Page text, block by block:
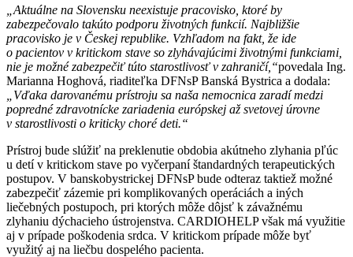
„Aktuálne na Slovensku neexistuje pracovisko, ktoré by
zabezpečovalo takúto podporu životných funkcií. Najbližšie
pracovisko je v Českej republike. Vzhľadom na fakt, že ide
o pacientov v kritickom stave so zlyhávajúcimi životnými funkciami,
nie je možné zabezpečiť túto starostlivosť v zahraničí,“povedala Ing.
Marianna Hoghová, riaditeľka DFNsP Banská Bystrica a dodala:
„Vďaka darovanému prístroju sa naša nemocnica zaradí medzi
popredné zdravotnícke zariadenia európskej až svetovej úrovne
v starostlivosti o kriticky choré deti.“
Prístroj bude slúžiť na preklenutie obdobia akútneho zlyhania pľúc
u detí v kritickom stave po vyčerpaní štandardných terapeutických
postupov. V banskobystrickej DFNsP bude odteraz taktiež možné
zabezpečiť zázemie pri komplikovaných operáciách a iných
liečebných postupoch, pri ktorých môže dôjsť k závažnému
zlyhaniu dýchacieho ústrojenstva. CARDIOHELP však má využitie
aj v prípade poškodenia srdca. V kritickom prípade môže byť
využitý aj na liečbu dospelého pacienta.